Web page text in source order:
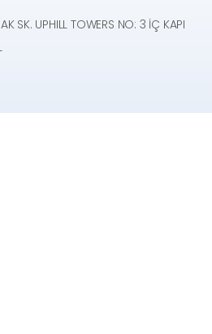
SK. UPHILL TOWERS NO: 3 İÇ KAPI